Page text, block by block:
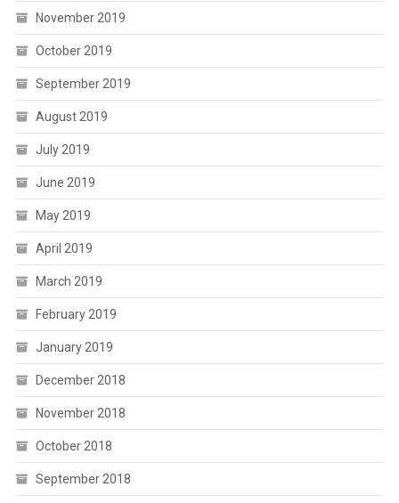
November 2019
October 2019
September 2019
August 2019
July 2019
June 2019
May 2019
April 2019
March 2019
February 2019
January 2019
December 2018
November 2018
October 2018
September 2018